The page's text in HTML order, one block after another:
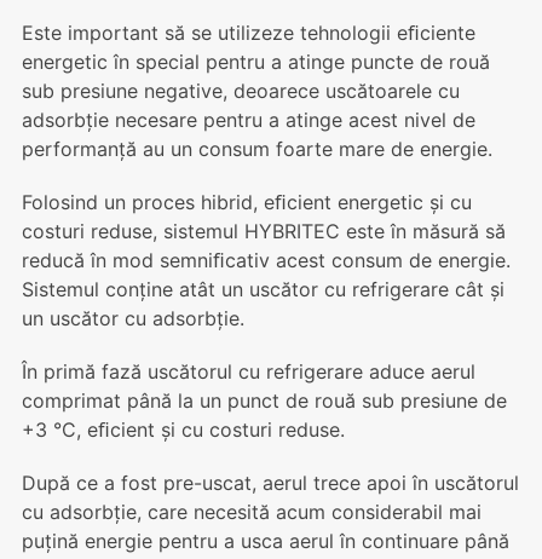
Este important să se utilizeze tehnologii eﬁciente
energetic în special pentru a atinge puncte de rouă
sub presiune negative, deoarece uscătoarele cu
adsorbție necesare pentru a atinge acest nivel de
performanță au un consum foarte mare de energie.
Folosind un proces hibrid, eﬁcient energetic și cu
costuri reduse, sistemul HYBRITEC este în măsură să
reducă în mod semniﬁcativ acest consum de energie.
Sistemul conține atât un uscător cu refrigerare cât și
un uscător cu adsorbție.
În primă fază uscătorul cu refrigerare aduce aerul
comprimat până la un punct de rouă sub presiune de
+3 °C, eﬁcient și cu costuri reduse.
După ce a fost pre-uscat, aerul trece apoi în uscătorul
cu adsorbție, care necesită acum considerabil mai
puțină energie pentru a usca aerul în continuare până